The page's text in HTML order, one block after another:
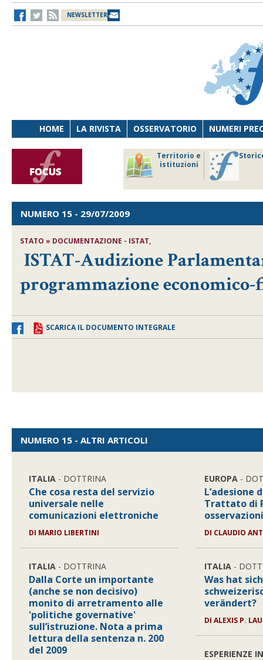
NEWSLETTER
HOME LA RIVISTA OSSERVATORIO NUMERI
Territorio e
istituzioni
NUMERO 15 - 29/07/2009
STATO » DOCUMENTAZIONE - ISTAT,
ISTAT-Audizione
programmazione
SCARICA IL DOCUMENTO INTEGRALE
NUMERO 15 - ALTRI ARTICOLI
ITALIA - DOTTRINA
Che cosa resta del servizio
universale nelle
comunicazioni elettroniche
DI MARIO LIBERTINI
ITALIA - DOTTRINA
Dalla Corte un importante
(anche se non decisivo)
monito di arretramento alle
'politiche governative'
sull’istruzione. Nota a prima
lettura della sentenza n. 200
del 2009
EUROPA -
L’adesione
Trattato di
DI CLAUDIO
ITALIA -
Was hat
verändert?
DI ALEXIS P.
ESPERIENZE